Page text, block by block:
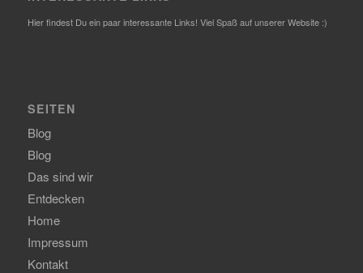
Hier findest Du ein paar interessante Links! Viel Spaß auf unserer Website :)
SEITEN
Blog
Blog
Das sind wir
Entdecken
Home
Impressum
Kontakt